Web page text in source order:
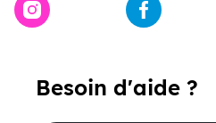
Besoin d'aide ?